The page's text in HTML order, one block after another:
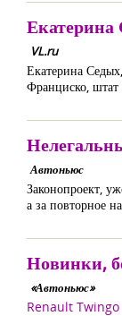
Екатерина
VL.ru
Екатерина
Франциско, штат
Автоньюс
Законопроект,
а за повторное
Новинки,
«Автоньюс»
Renault Twingo